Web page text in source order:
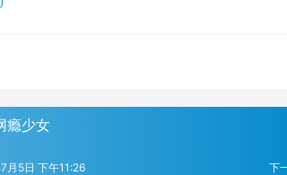
瘾少女
下
月5日 下午11:26